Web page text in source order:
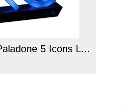
5 Icons L...